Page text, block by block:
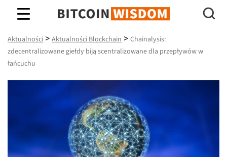
Mądrość Bitcoina
Aktualności > Aktualności Blockchain > Chainalysis:
zdecentralizowane giełdy biją scentralizowane dla przepływów w
łańcuchu